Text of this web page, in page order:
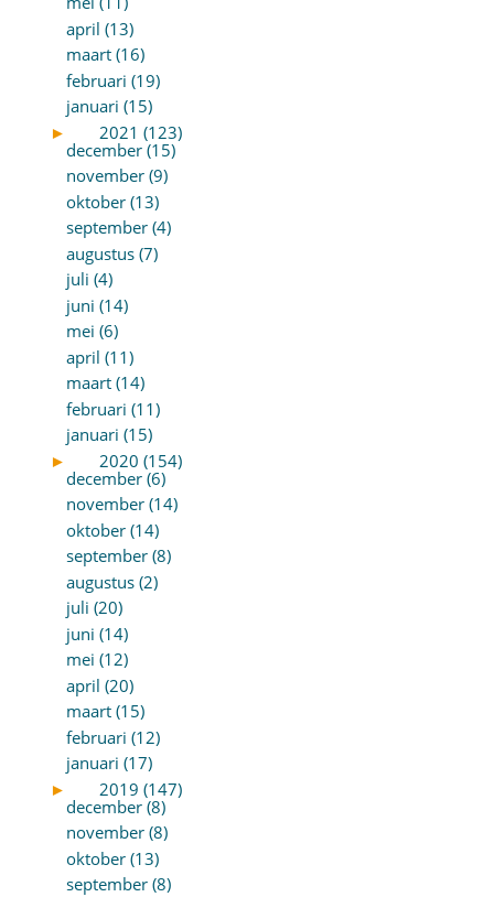
april (13)
maart (16)
februari (19)
januari (15)
►
2021 (123)
december (15)
november (9)
oktober (13)
september (4)
augustus (7)
juli (4)
juni (14)
mei (6)
april (11)
maart (14)
februari (11)
januari (15)
►
2020 (154)
december (6)
november (14)
oktober (14)
september (8)
augustus (2)
juli (20)
juni (14)
mei (12)
april (20)
maart (15)
februari (12)
januari (17)
►
2019 (147)
december (8)
november (8)
oktober (13)
september (8)